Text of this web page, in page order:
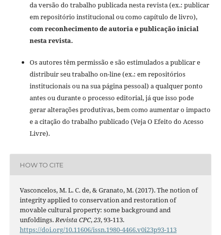
da versão do trabalho publicada nesta revista (ex.: publicar
em repositório institucional ou como capítulo de livro),
com reconhecimento de autoria e publicação inicial
nesta revista.
Os autores têm permissão e são estimulados a publicar e
distribuir seu trabalho on-line (ex.: em repositórios
institucionais ou na sua página pessoal) a qualquer ponto
antes ou durante o processo editorial, já que isso pode
gerar alterações produtivas, bem como aumentar o impacto
e a citação do trabalho publicado (Veja O Efeito do Acesso
Livre).
HOW TO CITE
Vasconcelos, M. L. C. de, & Granato, M. (2017). The notion of
integrity applied to conservation and restoration of
movable cultural property: some background and
unfoldings.Revista CPC,23, 93-113.
https://doi.org/10.11606/issn.1980-4466.v0i23p93-113